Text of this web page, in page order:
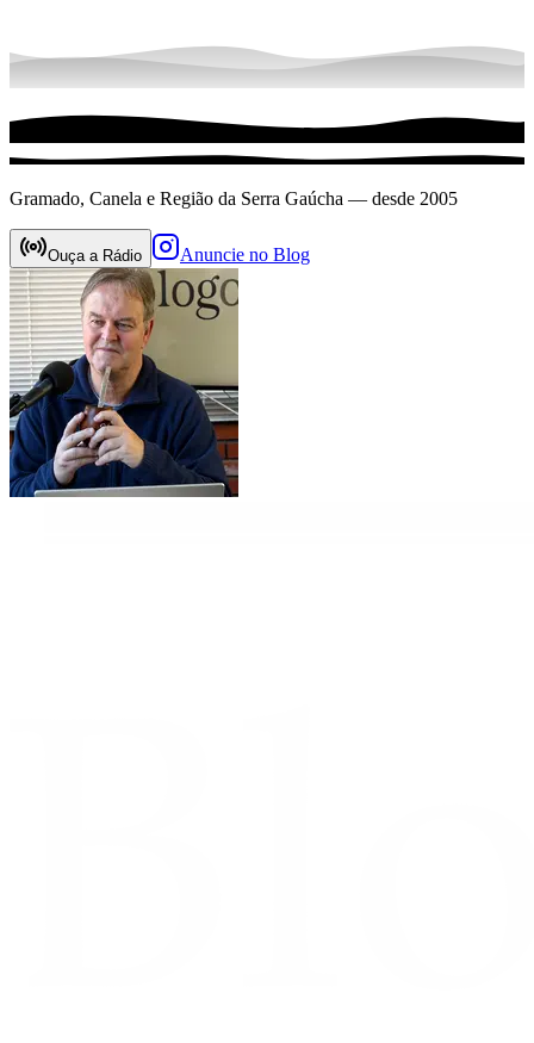
Gramado, Canela e Região da Serra Gaúcha — desde 2005
Ouça a Rádio Anuncie no Blog